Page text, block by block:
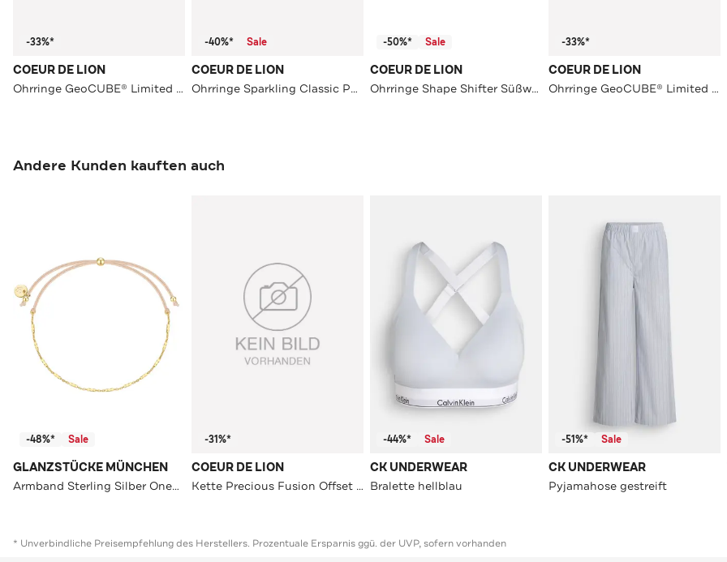
-33%*
COEUR DE LION
Ohrringe GeoCUBE® Limited Edition Schwarz-Weiß
-40%* Sale
COEUR DE LION
Ohrringe Sparkling Classic Pastel multicolorpastell2
-50%* Sale
COEUR DE LION
Ohrringe Shape Shifter Süßwasserperlen weiß-gold
-33%*
COEUR DE LION
Ohrringe GeoCUBE® Limited Edition Multicolor Pastell 1
Andere Kunden kauften auch
-48%* Sale
GLANZSTÜCKE MÜNCHEN
Armband Sterling Silber OneColor
-31%*
COEUR DE LION
Kette Precious Fusion Offset Hellblau
-44%* Sale
CK UNDERWEAR
Bralette hellblau
-51%* Sale
CK UNDERWEAR
Pyjamahose gestreift
* Unverbindliche Preisempfehlung des Herstellers. Prozentuale Ersparnis ggü. der UVP, sofern vorhanden